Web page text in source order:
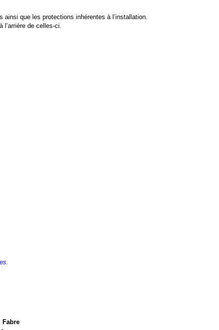
que les protections inhérentes à l’installation.
de celles-ci.
Fabre